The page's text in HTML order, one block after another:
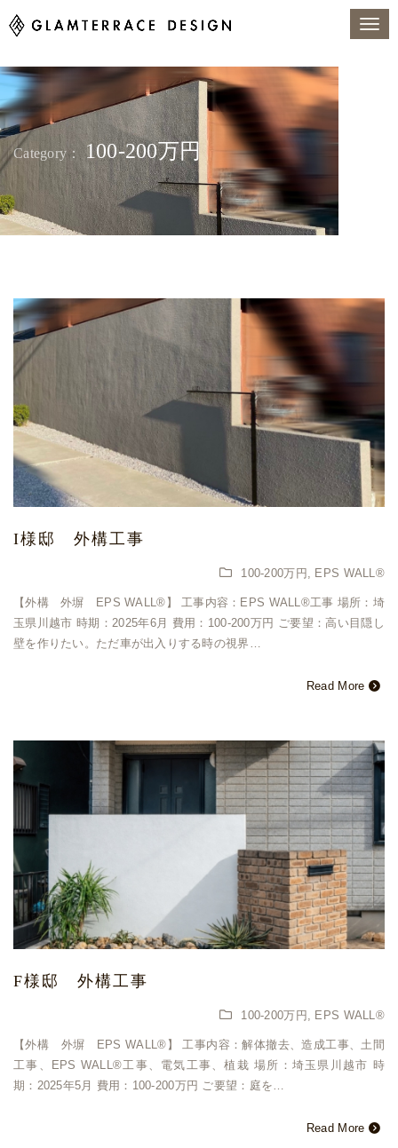
Category：100-200万円
I様邸 外構工事
100-200万円 , EPS WALL®
【外構 外塀 EPS WALL®︎】 工事内容：EPS WALL®︎工事 場所：埼
玉県川越市 時期：2025年6月 費用：100-200万円 ご要望：高い目隠し
壁を作りたい。ただ車が出入りする時の視界…
Read More
F様邸 外構工事
100-200万円 , EPS WALL®
【外構 外塀 EPS WALL®︎】 工事内容：解体撤去、造成工事、土間
工事、EPS WALL®︎工事、電気工事、植栽 場所：埼玉県川越市 時
期：2025年5月 費用：100-200万円 ご要望：庭を…
Read More